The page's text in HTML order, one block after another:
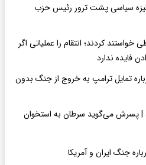
سیاسی پشت ترور رئیس حزب
خواستند کردند؛ انتقام را عملیاتی اگر
فایده ندارد
تمایل ترامپ به خروج از جنگ بدون
پسرش می‌گوید سرطان به استخوان
جنگ ایران و آمریکا